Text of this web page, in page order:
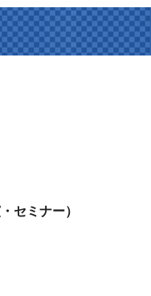
セミナー）